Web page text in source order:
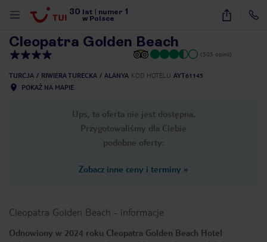
30 lat numer 1
w Polsce
39
Cleopatra Golden Beach
(505 opinii)
TURCJA RIWIERA TURECKA ALANYA KOD HOTELU AYT61145
POKAŻ NA MAPIE
Ups, ta oferta nie jest dostępna.
Przygotowaliśmy dla Ciebie
podobne oferty:
Zobacz inne ceny i terminy »
Cleopatra Golden Beach - informacje
Odnowiony w 2024 roku Cleopatra Golden Beach Hotel